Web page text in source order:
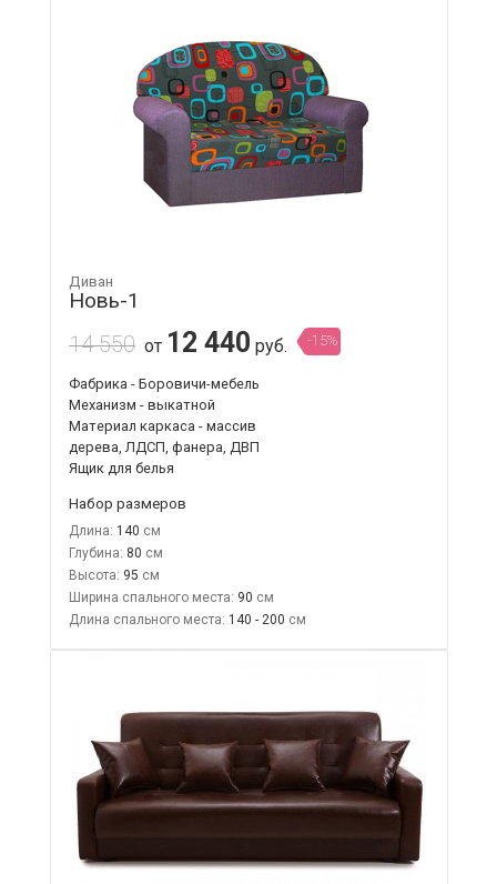
Диван
Новь-1
14 550 от 12 440 руб. -15%
Фабрика - Боровичи-мебель
Механизм - выкатной
Материал каркаса - массив
дерева, ЛДСП, фанера, ДВП
Ящик для белья
Набор размеров
Длина: 140
Глубина: 80
Высота: 95
Ширина спального места: 90
Длина спального места: 140 - 200